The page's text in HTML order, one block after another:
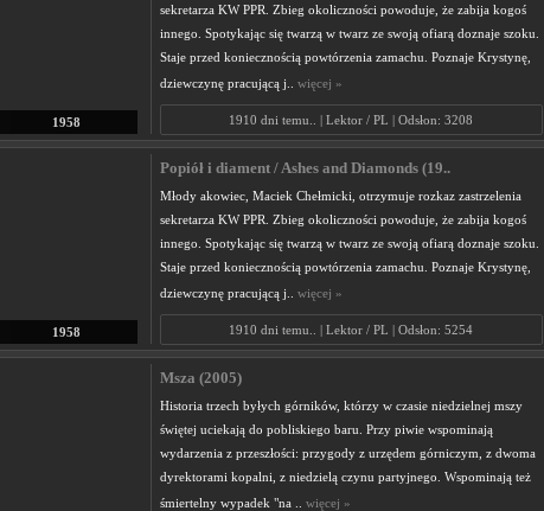
1958
sekretarza KW PPR. Zbieg okoliczności powoduje, że zabija kogoś
innego. Spotykając się twarzą w twarz ze swoją ofiarą doznaje szoku.
Staje przed koniecznością powtórzenia zamachu. Poznaje Krystynę,
dziewczynę pracującą j.. więcej »
1910 dni temu.. | Lektor / PL | Odsłon: 3208
1958
Popiół i diament / Ashes and Diamonds (19..
Młody akowiec, Maciek Chełmicki, otrzymuje rozkaz zastrzelenia
sekretarza KW PPR. Zbieg okoliczności powoduje, że zabija kogoś
innego. Spotykając się twarzą w twarz ze swoją ofiarą doznaje szoku.
Staje przed koniecznością powtórzenia zamachu. Poznaje Krystynę,
dziewczynę pracującą j.. więcej »
1910 dni temu.. | Lektor / PL | Odsłon: 5254
Msza (2005)
Historia trzech byłych górników, którzy w czasie niedzielnej mszy
świętej uciekają do pobliskiego baru. Przy piwie wspominają
wydarzenia z przeszłości: przygody z urzędem górniczym, z dwoma
dyrektorami kopalni, z niedzielą czynu partyjnego. Wspominają też
śmiertelny wypadek "na .. więcej »